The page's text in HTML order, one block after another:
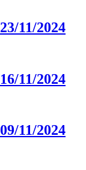
11/2024
11/2024
11/2024